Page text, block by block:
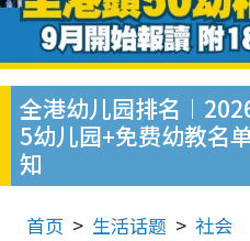
全港幼儿园排名
5幼儿园+免费幼教名
知
首页 生活话题 社会